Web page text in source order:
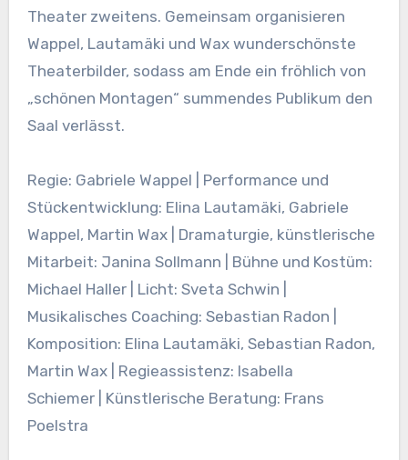
Theater zweitens. Gemeinsam organisieren
Wappel, Lautamäki und Wax wunderschönste
Theaterbilder, sodass am Ende ein fröhlich von
„schönen Montagen“ summendes Publikum den
Saal verlässt.
Regie: Gabriele Wappel | Performance und
Stückentwicklung: Elina Lautamäki, Gabriele
Wappel, Martin Wax | Dramaturgie, künstlerische
Mitarbeit: Janina Sollmann | Bühne und Kostüm:
Michael Haller | Licht: Sveta Schwin |
Musikalisches Coaching: Sebastian Radon |
Komposition: Elina Lautamäki, Sebastian Radon,
Martin Wax | Regieassistenz: Isabella
Schiemer | Künstlerische Beratung: Frans
Poelstra